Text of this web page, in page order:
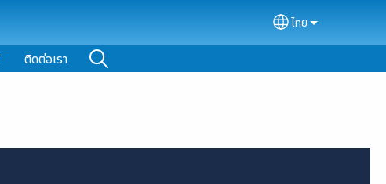
Select your
ไทย
ติดต่อเรา